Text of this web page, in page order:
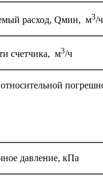
расход, Qмин, м3/ч
счетчика, м3/ч
<
давление, кПа